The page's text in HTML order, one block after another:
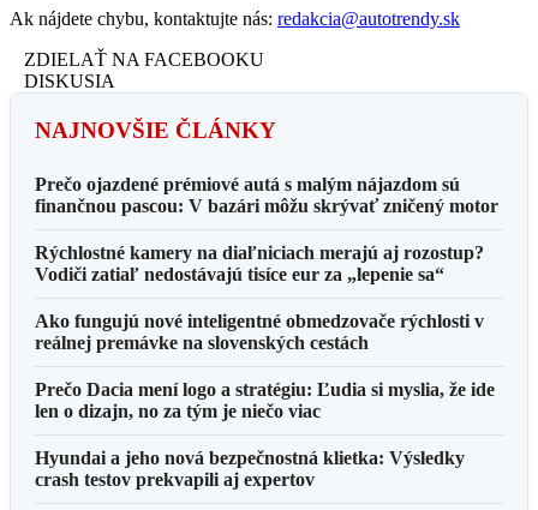
Ak nájdete chybu, kontaktujte nás: redakcia@autotrendy.sk
ZDIELAŤ NA FACEBOOKU
DISKUSIA
NAJNOVŠIE ČLÁNKY
Prečo ojazdené prémiové autá s malým nájazdom sú
finančnou pascou: V bazári môžu skrývať zničený motor
Rýchlostné kamery na diaľniciach merajú aj rozostup?
Vodiči zatiaľ nedostávajú tisíce eur za „lepenie sa“
Ako fungujú nové inteligentné obmedzovače rýchlosti v
reálnej premávke na slovenských cestách
Prečo Dacia mení logo a stratégiu: Ľudia si myslia, že ide
len o dizajn, no za tým je niečo viac
Hyundai a jeho nová bezpečnostná klietka: Výsledky
crash testov prekvapili aj expertov